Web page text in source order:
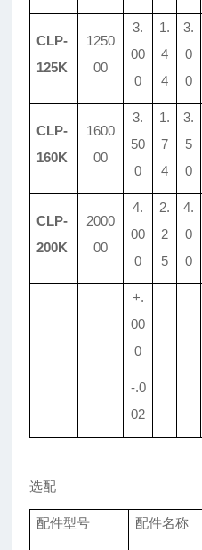
CLP-
125K
1250
00
3.
00
0
1.
4
4
3.
0
0
CLP-
160K
1600
00
3.
50
0
1.
7
4
3.
5
0
CLP-
200K
2000
00
4.
00
0
2.
2
5
4.
0
0
+.
00
0
-.0
02
选配
配件型号 配件名称